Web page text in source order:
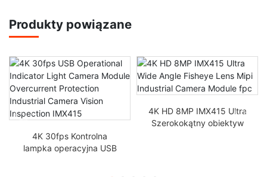
Produkty powiązane
4K 30fps Kontrolna
lampka operacyjna USB
4K HD 8MP IMX415 Ultra
Szerokokątny obiektyw